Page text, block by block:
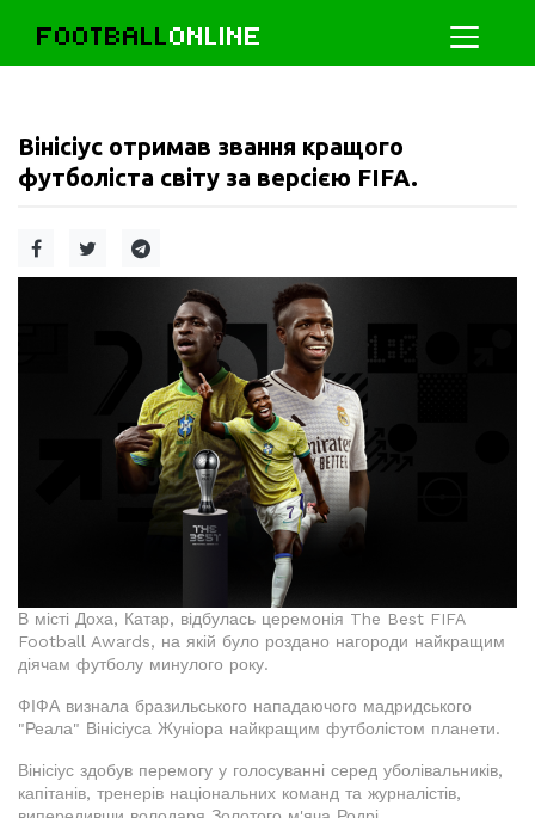
FOOTBALLONLINE
Вінісіус отримав звання кращого
футболіста світу за версією FIFA.
В місті Доха, Катар, відбулась церемонія The Best FIFA
Football Awards, на якій було роздано нагороди найкращим
діячам футболу минулого року.
ФІФА визнала бразильського нападаючого мадридського
"Реала" Вінісіуса Жуніора найкращим футболістом планети.
Вінісіус здобув перемогу у голосуванні серед уболівальників,
капітанів, тренерів національних команд та журналістів,